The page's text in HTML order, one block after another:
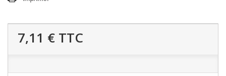
7,11 € TTC